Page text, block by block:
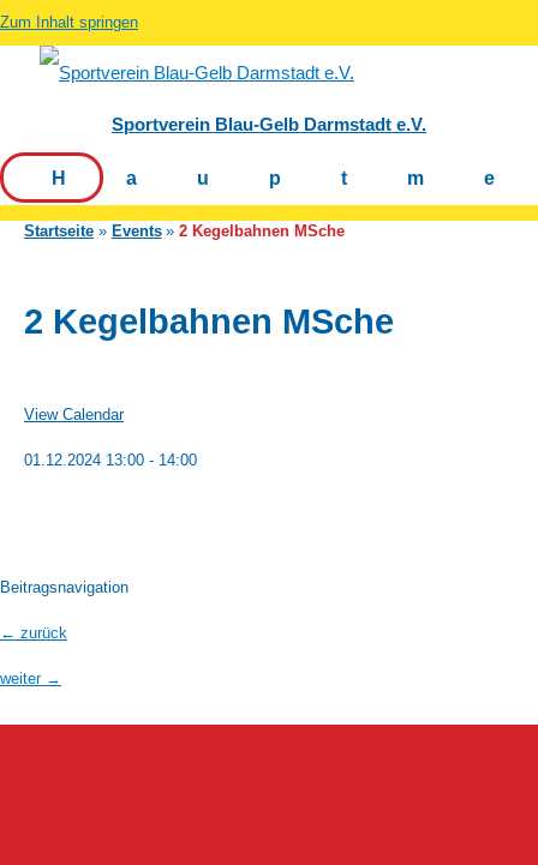
Zum Inhalt springen
Sportverein Blau-Gelb Darmstadt e.V.
Startseite Events 2 Kegelbahnen MSche
2 Kegelbahnen MSche
View Calendar
01.12.2024 13:00 - 14:00
Beitragsnavigation
← zurück
weiter →